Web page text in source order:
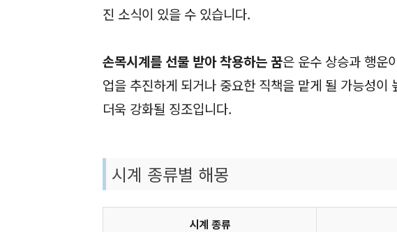
진 소식이 있을 수 있습니다.
손목시계를 선물 받아 착용하는 꿈은 운수 상승과 행운
업을 추진하게 되거나 중요한 직책을 맡게 될 가능성이
더욱 강화될 징조입니다.
시계 종류별 해몽
시계 종류